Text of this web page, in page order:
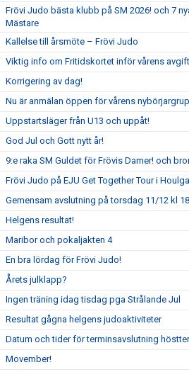
Frövi Judo bästa klubb på SM 2026! och 7
Mästare
Kallelse till årsmöte – Frövi Judo
Viktig info om Fritidskortet inför vårens
Korrigering av dag!
Nu är anmälan öppen för vårens
Uppstartsläger från U13 och uppåt!
God Jul och Gott nytt år!
9:e raka SM Guldet för Frövis Damer! och
Frövi Judo på EJU Get Together Tour i
Gemensam avslutning på torsdag 11/12 kl
Helgens resultat!
Maribor och pokaljakten 4
En bra lördag för Frövi Judo!
Årets julklapp?
Ingen träning idag tisdag pga Strålande Jul
Resultat gågna helgens judoaktiviteter
Datum och tider för terminsavslutning
Movember!